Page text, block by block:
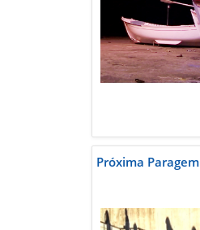
Próxima Paragem